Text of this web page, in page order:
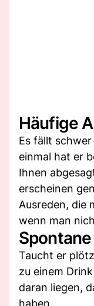
Häufige
Es fällt
einmal hat er
Ihnen
erscheinen
Ausreden, die
wenn man
Taucht er
zu einem
daran liegen,
haben.